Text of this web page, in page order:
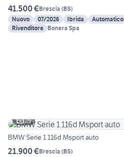
41.500 €Brescia (BS)
Nuovo
07/2026 Ibrida Automatico
Rivenditore Bonera Spa
25
BMW Serie 1 116d Msport auto
21.900 €Brescia (BS)